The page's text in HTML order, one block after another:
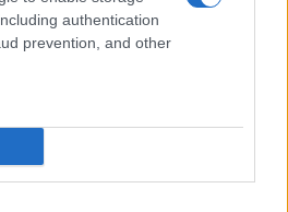
authentication
prevention, and other
il borgo abruzzese tra